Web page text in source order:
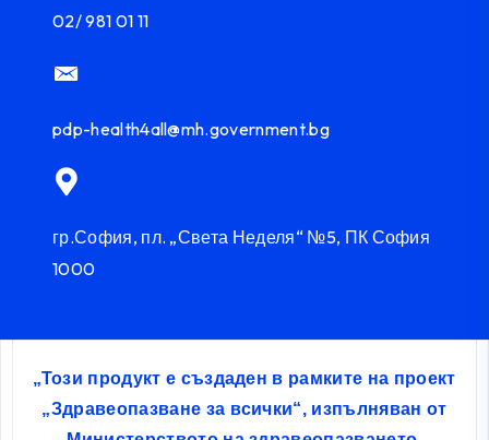
02/ 981 01 11
pdp-health4all@mh.government.bg
гр.София, пл. „Света Неделя“ №5, ПК София
1000
„Този продукт е създаден в рамките на проект
„Здравеопазване за всички“, изпълняван от